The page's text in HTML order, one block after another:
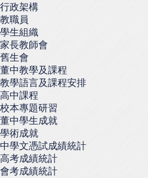
行政架構
教職員
學生組織
家長教師會
舊生會
董中教學及課程
教學語言及課程安排
高中課程
校本專題研習
董中學生成就
學術成就
中學文憑試成績統計
高考成績統計
會考成績統計